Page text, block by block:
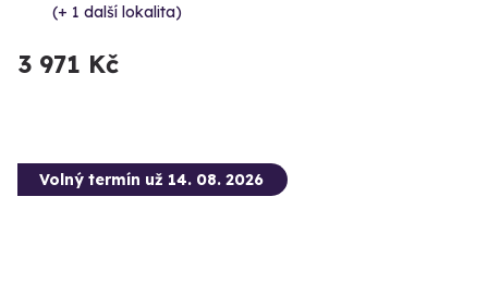
(+ 1 další lokalita)
3 971 Kč
Volný termín už 14. 08. 2026